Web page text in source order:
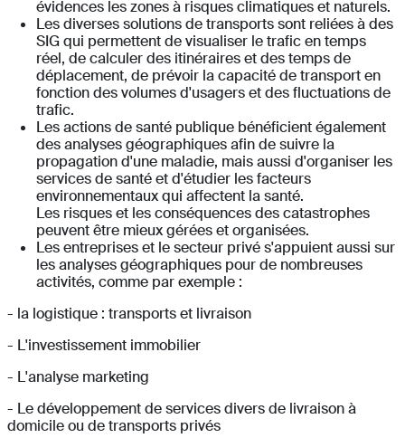
évidences les zones à risques climatiques et naturels.
Les diverses solutions de transports sont reliées à des
SIG qui permettent de visualiser le trafic en temps
réel, de calculer des itinéraires et des temps de
déplacement, de prévoir la capacité de transport en
fonction des volumes d'usagers et des fluctuations de
trafic.
Les actions de santé publique bénéficient également
des analyses géographiques afin de suivre la
propagation d'une maladie, mais aussi d'organiser les
services de santé et d'étudier les facteurs
environnementaux qui affectent la santé.
Les risques et les conséquences des catastrophes
peuvent être mieux gérées et organisées.
Les entreprises et le secteur privé s'appuient aussi sur
les analyses géographiques pour de nombreuses
activités, comme par exemple :
- la logistique : transports et livraison
- L'investissement immobilier
- L'analyse marketing
- Le développement de services divers de livraison à
domicile ou de transports privés